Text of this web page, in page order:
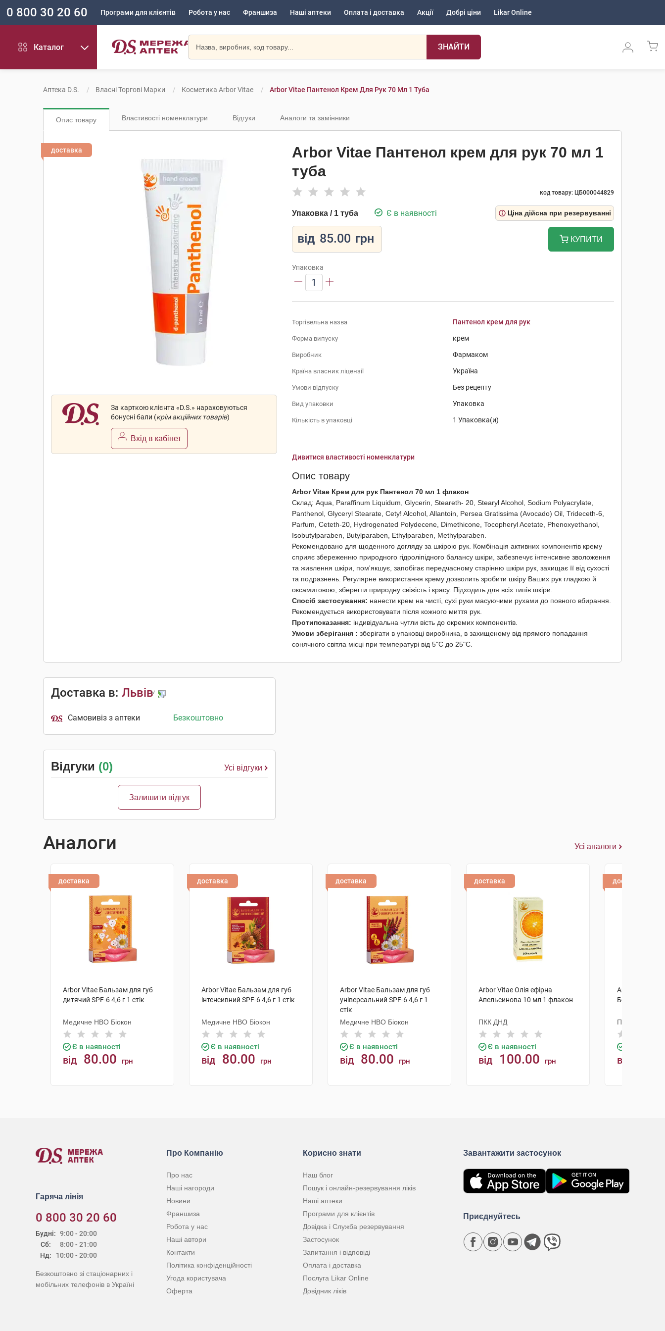
0 800 30 20 60 Програми для клієнтів Робота у нас Франшиза Наші аптеки Оплата і доставка Акції Добрі ціни Likar Online
Каталог ЗНАЙТИ
Аптека D.S. Власні Торгові Марки Косметика Arbor Vitae Arbor Vitae Пантенол Крем Для Рук 70 Мл 1 Туба
Опис товару Властивості номенклатури Відгуки Аналоги та замінники
доставка
За карткою клієнта «D.S.» нараховуються
бонусні бали (крім акційних товарів)
Вхід в кабінет
Arbor Vitae Пантенол крем для рук 70 мл 1
туба
код товару: ЦБ000044829
Упаковка / 1 туба Є в наявності Ціна дійсна при резервуванні
від 85.00 грн КУПИТИ
Упаковка
1
Торгівельна назва Пантенол крем для рук
Форма випуску крем
Виробник Фармаком
Країна власник ліцензії Україна
Умови відпуску Без рецепту
Вид упаковки Упаковка
Кількість в упаковці 1 Упаковка(и)
Дивитися властивості номенклатури
Опис товару
Arbor Vitae Крем для рук Пантенол 70 мл 1 флакон
Склад: Aqua, Paraffinum Liquidum, Glycerin, Steareth- 20, Stearyl Alcohol, Sodium Polyacrylate,
Panthenol, Glyceryl Stearate, Cety! Alcohol, Allantoin, Persea Gratissima (Avocado) Oil, Trideceth-6,
Parfum, Ceteth-20, Hydrogenated Polydecene, Dimethicone, Tocopheryl Acetate, Phenoxyethanol,
Isobutylparaben, Butylparaben, Ethylparaben, Methylparaben.
Рекомендовано для щоденного догляду за шкірою рук. Комбінація активних компонентів крему
сприяє збереженню природного гідроліпідного балансу шкіри, забезпечує інтенсивне зволоження
та живлення шкіри, пом'якшує, запобігає передчасному старінню шкіри рук, захищає її від сухості
та подразнень. Регулярне використання крему дозволить зробити шкіру Ваших рук гладкою й
оксамитовою, зберегти природну свіжість і красу. Підходить для всіх типів шкіри.
Спосіб застосування: нанести крем на чисті, сухі руки масуючими рухами до повного вбирання.
Рекомендується використовувати після кожного миття рук.
Протипоказання: індивідуальна чутли вість до окремих компонентів.
Умови зберігання : зберігати в упаковці виробника, в захищеному від прямого попадання
сонячного світла місці при температурі від 5"С до 25"С.
Доставка в: Львів
Самовивіз з аптеки Безкоштовно
Відгуки (0) Усі відгуки
Залишити відгук
Аналоги Усі аналоги
доставка
Arbor Vitae Бальзам для губ
дитячий SPF-6 4,6 г 1 стік
Медичне НВО Біокон
Є в наявності
від 80.00 грн
доставка
Arbor Vitae Бальзам для губ
інтенсивний SPF-6 4,6 г 1 стік
Медичне НВО Біокон
Є в наявності
від 80.00 грн
доставка
Arbor Vitae Бальзам для губ
універсальний SPF-6 4,6 г 1
стік
Медичне НВО Біокон
Є в наявності
від 80.00 грн
доставка
Arbor Vitae Олія ефірна
Апельсинова 10 мл 1 флакон
ПКК ДНД
Є в наявності
від 100.00 грн
доставка
Arbor Vitae
Бергамотова
ПКК ДНД
від
Гаряча лінія
0 800 30 20 60
Будні:
Сб:
Нд:
9:00 - 20:00
8:00 - 21:00
10:00 - 20:00
Безкоштовно зі стаціонарних і
мобільних телефонів в Україні
Про Компанію
Про нас
Наші нагороди
Новини
Франшиза
Робота у нас
Наші автори
Контакти
Політика конфіденційності
Угода користувача
Оферта
Корисно знати
Наш блог
Пошук і онлайн-резервування ліків
Наші аптеки
Програми для клієнтів
Довідка і Служба резервування
Застосунок
Запитання і відповіді
Оплата і доставка
Послуга Likar Online
Довідник ліків
Завантажити застосунок
Приєднуйтесь